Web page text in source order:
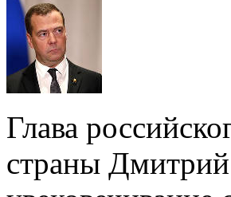
Глава
страны